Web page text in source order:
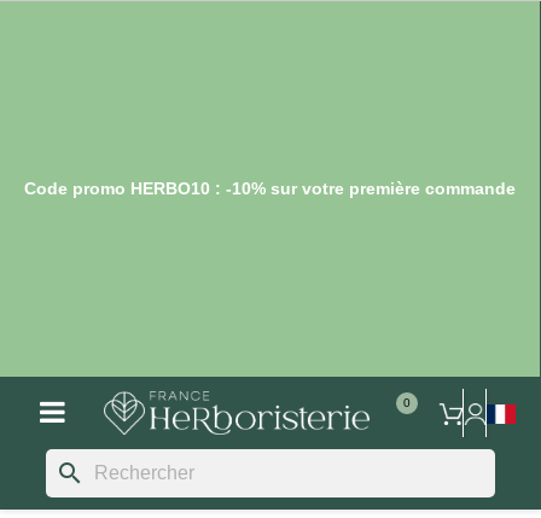
Code promo HERBO10 : -10% sur votre première commande
search